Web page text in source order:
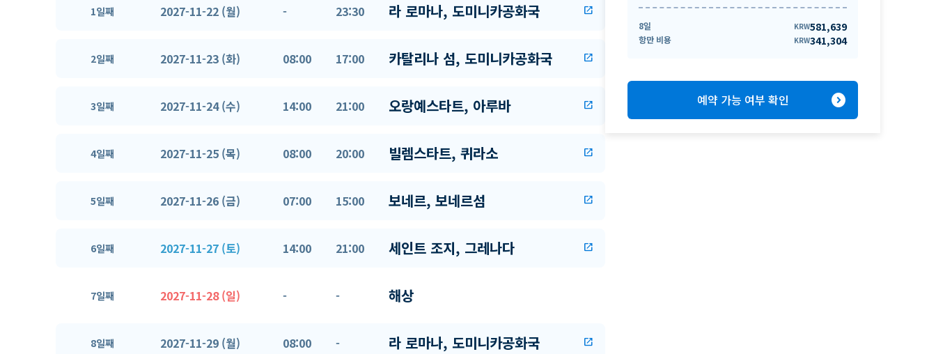
1일째 2027-11-22 (월) - 23:30 라 로마나, 도미니카공화국 open_in_new
2일째 2027-11-23 (화) 08:00 17:00 카탈리나 섬, 도미니카공화국 open_in_new
3일째 2027-11-24 (수) 14:00 21:00 오랑예스타트, 아루바 open_in_new
4일째 2027-11-25 (목) 08:00 20:00 빌렘스타트, 퀴라소 open_in_new
5일째 2027-11-26 (금) 07:00 15:00 보네르, 보네르섬 open_in_new
6일째 2027-11-27 (토) 14:00 21:00 세인트 조지, 그레나다 open_in_new
7일째 2027-11-28 (일) - - 해상
8일째 2027-11-29 (월) 08:00 - 라 로마나, 도미니카공화국 open_in_new
8일 KRW581,639
항만 비용 KRW341,304
예약 가능 여부 확인 expand_circle_right